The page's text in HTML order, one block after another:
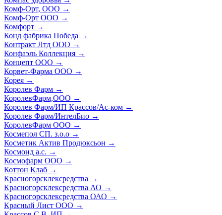
Комф-Орт, ООО →
Комф-Орт ООО →
Комфорт →
Конд фабрика Победа →
Контракт Лтд ООО →
Конфаэль Коллекция →
Концепт ООО →
Корвет-Фарма ООО →
Корея →
Королев Фарм →
КоролевФарм,ООО →
Королев Фарм/ИП Крассов/Ас-ком →
Королев Фарм/ИнтелБио →
КоролевФарм ООО →
Космепол СП. з.о.о →
Косметик Актив Продюксьон →
Космонд а.с. →
Космофарм ООО →
Коттон Клаб →
Красногорсклексредства →
Красногорсклексредства АО →
Красногорсклексредства ОАО →
Красный Лист ООО →